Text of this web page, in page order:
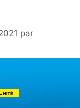
par